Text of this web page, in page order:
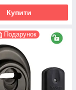
Купити
Подарунок